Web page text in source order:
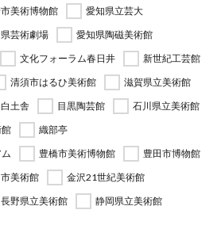
美術博物館
愛知県立芸大
芸術劇場
愛知県陶磁美術館
文化フォーラム春日井
新世紀工芸館
清須市はるひ美術館
滋賀県立美術館
白土舎 目黒陶芸館
石川県立美術館
織部亭
豊橋市美術博物館
豊田市博物館
美術館
金沢21世紀美術館
長野県立美術館 静岡県立美術館